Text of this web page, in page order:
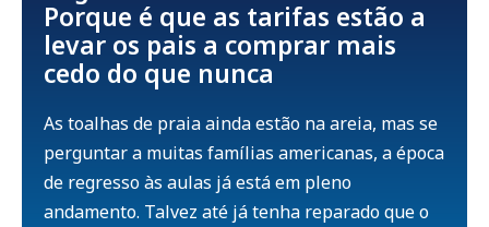
Porque é que as tarifas estão a
levar os pais a comprar mais
cedo do que nunca
As toalhas de praia ainda estão na areia, mas se
perguntar a muitas famílias americanas, a época
de regresso às aulas já está em pleno
andamento. Talvez até já tenha reparado que o